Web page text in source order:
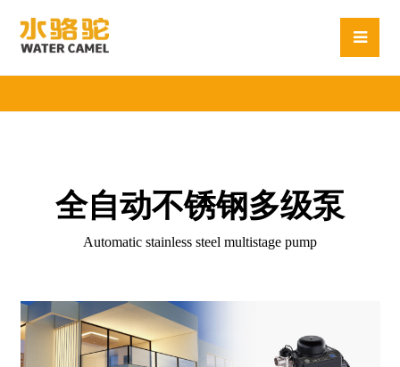
全自动不锈钢多级泵
Automatic stainless steel multistage pump